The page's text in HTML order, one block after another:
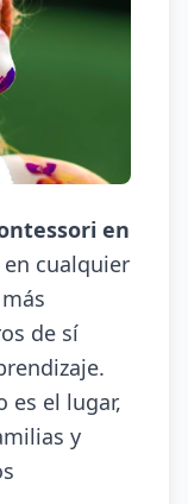
en
cualquier
de sí
es el lugar,
y